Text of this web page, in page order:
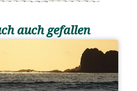
auch gefallen